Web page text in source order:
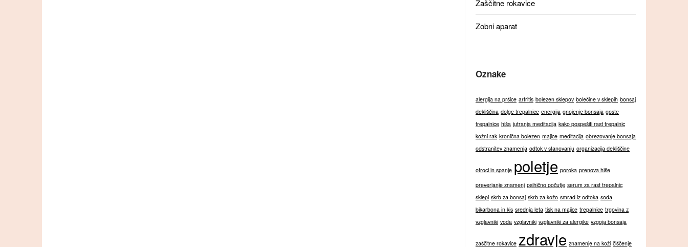
Zaščitne rokavice
Zobni aparat
Oznake
alergija na pršice artritis bolezen sklepov bolečine v sklepih bonsaj
dekliščina dolge trepalnice energija gnojenje bonsaja goste
trepalnice hiša jutranja meditacija kako pospešiti rast trepalnic
kožni rak kronična bolezen majice meditacija obrezovanje bonsaja
odstranitev znamenja odtok v stanovanju organizacija dekliščine
otroci in spanje poletje poroka prenova hiše
preverjanje znamenj psihično počutje serum za rast trepalnic
sklepi skrb za bonsaj skrb za kožo smrad iz odtoka soda
bikarbona in kis srednja leta tisk na majice trepalnice trgovina z
vzglavniki voda vzglavniki vzglavniki za alergike vzgoja bonsaja
zaščitne rokavice zdravje znamenje na koži čiščenje